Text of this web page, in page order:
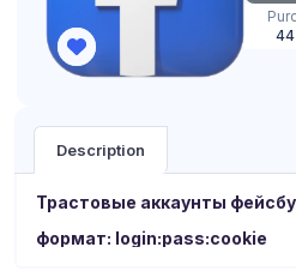
Description
Трастовые аккаунты
формат: login:pass:cookie